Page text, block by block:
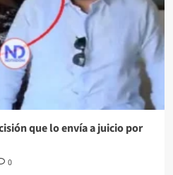
que lo envía a juicio por
0